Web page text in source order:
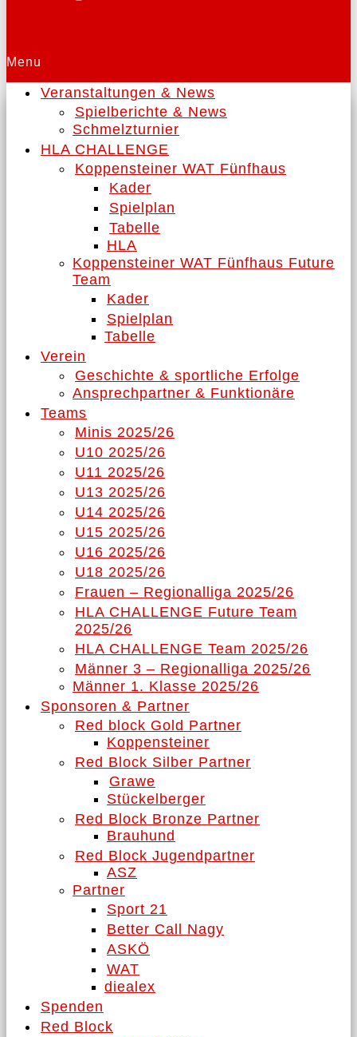
Menu
Veranstaltungen & News
Spielberichte & News
Schmelzturnier
HLA CHALLENGE
Koppensteiner WAT Fünfhaus
Kader
Spielplan
Tabelle
HLA
Koppensteiner WAT Fünfhaus Future
Team
Kader
Spielplan
Tabelle
Verein
Geschichte & sportliche Erfolge
Ansprechpartner & Funktionäre
Teams
Minis 2025/26
U10 2025/26
U11 2025/26
U13 2025/26
U14 2025/26
U15 2025/26
U16 2025/26
U18 2025/26
Frauen – Regionalliga 2025/26
HLA CHALLENGE Future Team
2025/26
HLA CHALLENGE Team 2025/26
Männer 3 – Regionalliga 2025/26
Männer 1. Klasse 2025/26
Sponsoren & Partner
Red block Gold Partner
Koppensteiner
Red Block Silber Partner
Grawe
Stückelberger
Red Block Bronze Partner
Brauhund
Red Block Jugendpartner
ASZ
Partner
Sport 21
Better Call Nagy
ASKÖ
WAT
diealex
Spenden
Red Block